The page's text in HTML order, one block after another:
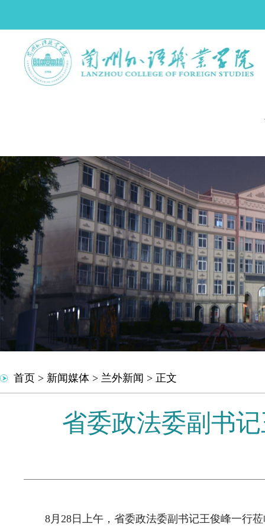
首页 > 新闻媒体 > 兰外新闻 > 正文
省委政法委副书
8月28日上午，省委政法委副书记王俊峰一行